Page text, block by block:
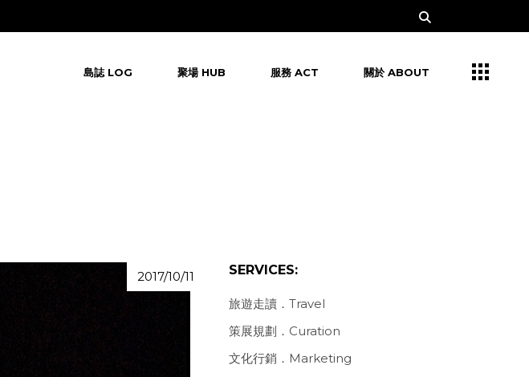
島誌 LOG 聚場 HUB 服務 ACT 關於 ABOUT
2017/10/11 SERVICES:
旅遊走讀．Travel
策展規劃．Curation
文化行銷．Marketing